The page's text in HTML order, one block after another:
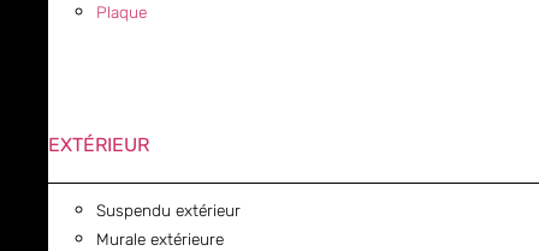
Plaque
EXTÉRIEUR
Suspendu extérieur
Murale extérieure